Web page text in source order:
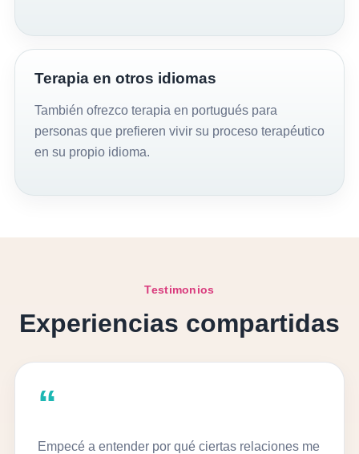
Terapia en otros idiomas
También ofrezco terapia en portuguéspara
personas que prefieren vivir su proceso terapéutico
en su propio idioma.
Testimonios
Experiencias compartidas
“
Empecé a entender por qué ciertas relaciones me